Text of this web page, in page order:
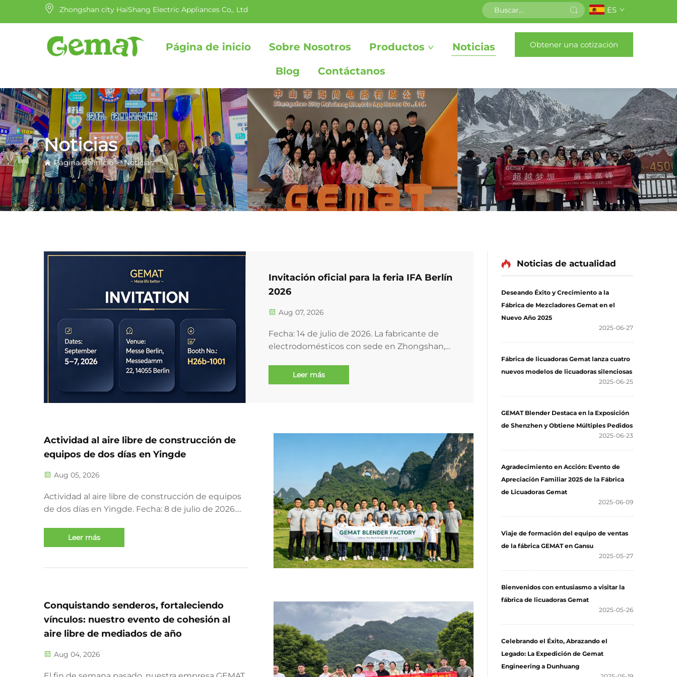
Zhongshan city HaiShang Electric Appliances Co,. Ltd ES
Página de inicio Sobre Nosotros Productos
Noticias
Blog
Contáctanos
Obtener una cotización
Noticias
Página de inicio>Noticias
Invitación oficial para la feria IFA Berlín
2026
Aug 07, 2026
Fecha: 14 de julio de 2026. La fabricante de
electrodomésticos con sede en Zhongshan,
Electric Appliance Co., Ltd.), ha emitido una
invitación oficial a sus socios globales para la
Leer más
Actividad al aire libre de construcción de
equipos de dos días en Yingde
Aug 05, 2026
Actividad al aire libre de construcción de equipos
de dos días en Yingde. Fecha: 8 de julio de 2026.
Zhongshan Haishang Electrical Appliances,
organizó un programa de formación al aire libre de
Leer más
Conquistando senderos, fortaleciendo
vínculos: nuestro evento de cohesión al
aire libre de mediados de año
Aug 04, 2026
Noticias de actualidad
Deseando Éxito y Crecimiento a la
Fábrica de Mezcladores Gemat en el
Nuevo Año 2025
2025-06-27
Fábrica de licuadoras Gemat lanza cuatro
nuevos modelos de licuadoras silenciosas
2025-06-25
GEMAT Blender Destaca en la Exposición
de Shenzhen y Obtiene Múltiples Pedidos
2025-06-23
Agradecimiento en Acción: Evento de
Apreciación Familiar 2025 de la Fábrica
de Licuadoras Gemat
2025-06-09
Viaje de formación del equipo de ventas
de la fábrica GEMAT en Gansu
2025-05-27
Bienvenidos con entusiasmo a visitar la
fábrica de licuadoras Gemat
2025-05-26
Celebrando el Éxito, Abrazando el
Legado: La Expedición de Gemat
Engineering a Dunhuang